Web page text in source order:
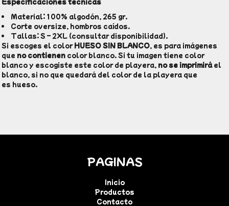
Material: 100% algodón, 265 gr.
Corte oversize, hombros caídos.
Tallas: S – 2XL (consultar disponibilidad).
Si escoges el colorHUESO SIN BLANCO , es para imágenes
que no contienen color blanco. Si tu imagen tiene color
blanco y escogiste este color de playera, no se imprimiráel
blanco, si no que quedará del color de la playera que
es hueso.
PAGINAS
Inicio
Productos
Contacto